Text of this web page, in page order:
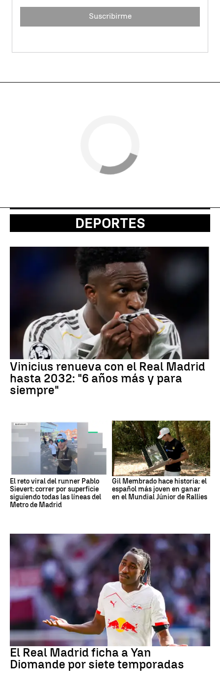
Suscribirme
DEPORTES
Vinicius renueva con el Real Madrid
hasta 2032: "6 años más y para
siempre"
El reto viral del runner Pablo
Sievert: correr por superficie
siguiendo todas las líneas del
Metro de Madrid
Gil Membrado hace historia: el
español más joven en ganar
en el Mundial Júnior de Rallies
Fútbol
El Real Madrid ficha a Yan
Diomande por siete temporadas